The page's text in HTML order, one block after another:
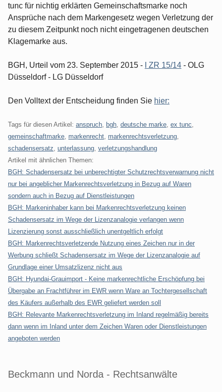
tunc für nichtig erklärten Gemeinschaftsmarke noch
Ansprüche nach dem Markengesetz wegen Verletzung der
zu diesem Zeitpunkt noch nicht eingetragenen deutschen
Klagemarke aus.
BGH, Urteil vom 23. September 2015 - I ZR 15/14 - OLG
Düsseldorf - LG Düsseldorf
Den Volltext der Entscheidung finden Sie hier:
Tags für diesen Artikel: anspruch bgh deutsche marke ex tunc
gemeinschaftmarke markenrecht markenrechtsverletzung
schadensersatz unterlassung verletzungshandlung
Artikel mit ähnlichen Themen:
BGH: Schadensersatz bei unberechtigter Schutzrechtsverwarnung nicht
nur bei angeblicher Markenrechtsverletzung in Bezug auf Waren
sondern auch in Bezug auf Dienstleistungen
BGH: Markeninhaber kann bei Markenrechtsverletzung keinen
Schadensersatz im Wege der Lizenzanalogie verlangen wenn
Lizenzierung sonst ausschließlich unentgeltlich erfolgt
BGH: Markenrechtsverletzende Nutzung eines Zeichen nur in der
Werbung schließt Schadensersatz im Wege der Lizenzanalogie auf
Grundlage einer Umsatzlizenz nicht aus
BGH: Hyundai-Grauimport - Keine markenrechtliche Erschöpfung bei
Übergabe an Frachtführer im EWR wenn Ware an Tochtergesellschaft
des Käufers außerhalb des EWR geliefert werden soll
BGH: Relevante Markenrechtsverletzung im Inland regelmäßig bereits
dann wenn im Inland unter dem Zeichen Waren oder Dienstleistungen
angeboten werden
Beckmann und Norda - Rechtsanwälte